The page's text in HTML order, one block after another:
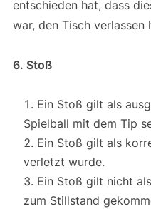
entschieden hat, dass
war, den Tisch verlassen
6. Stoß
Ein Stoß gilt als
Spielball mit dem Tip
Ein Stoß gilt als
verletzt wurde.
Ein Stoß gilt nicht
zum Stillstand